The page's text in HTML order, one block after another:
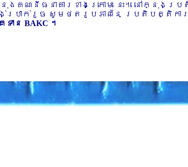
នុងគណនីធនាគារខាងក្រោម នេះ។ នៅក្នុង
រាក់រួច សូមថតរូបភាពនៃ ប្រតិបត្តិការ
ទាន BAKC ។